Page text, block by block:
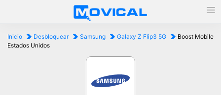
Inicio Desbloquear Samsung Galaxy Z Flip3 5G
Boost Mobile
Estados Unidos